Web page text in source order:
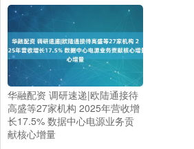
华融配资 调研速递|欧陆通接待
高盛等27家机构 2025年营收增
长17.5% 数据中心电源业务贡
献核心增量